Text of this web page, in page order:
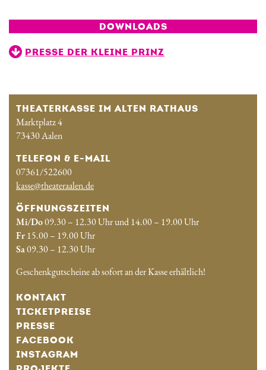
DOWNLOADS
PRESSE DER KLEINE PRINZ
THEATERKASSE IM ALTEN RATHAUS
Marktplatz 4
73430 Aalen
TELEFON & E-MAIL
07361/522600
kasse@theateraalen.de
ÖFFNUNGSZEITEN
Mi/Do09.30 – 12.30 Uhr und 14.00 – 19.00 Uhr
Fr15.00 – 19.00 Uhr
Sa09.30 – 12.30 Uhr
Geschenkgutscheine ab sofort an der Kasse erhältlich!
KONTAKT
TICKETPREISE
PRESSE
FACEBOOK
INSTAGRAM